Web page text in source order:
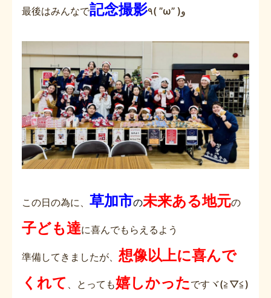
最後はみんなで記念撮影 ٩( ”ω” )و
この日の為に、 草加市の未来ある地元の
子ども達に喜んでもらえるよう
準備してきましたが、 想像以上に喜んで
くれて
、とっても嬉しかった ですヾ(≧▽≦)